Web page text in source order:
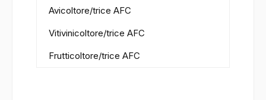
Avicoltore/trice AFC
Vitivinicoltore/trice AFC
Frutticoltore/trice AFC